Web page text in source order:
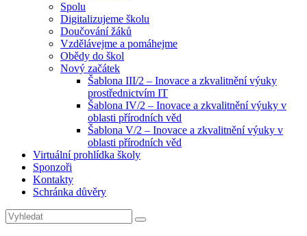
Spolu
Digitalizujeme školu
Doučování žáků
Vzdělávejme a pomáhejme
Obědy do škol
Nový začátek
Šablona III/2 – Inovace a zkvalitnění výuky
prostřednictvím IT
Šablona IV/2 – Inovace a zkvalitnění výuky v
oblasti přírodních věd
Šablona V/2 – Inovace a zkvalitnění výuky v
oblasti přírodních věd
Virtuální prohlídka školy
Sponzoři
Kontakty
Schránka důvěry
Search
for:
Search